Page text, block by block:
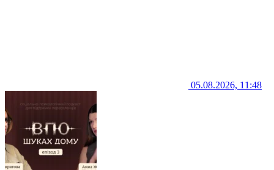
05.08.2026, 11:48